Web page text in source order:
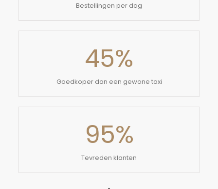
Bestellingen per dag
45%
Goedkoper dan een gewone taxi
95%
Tevreden klanten